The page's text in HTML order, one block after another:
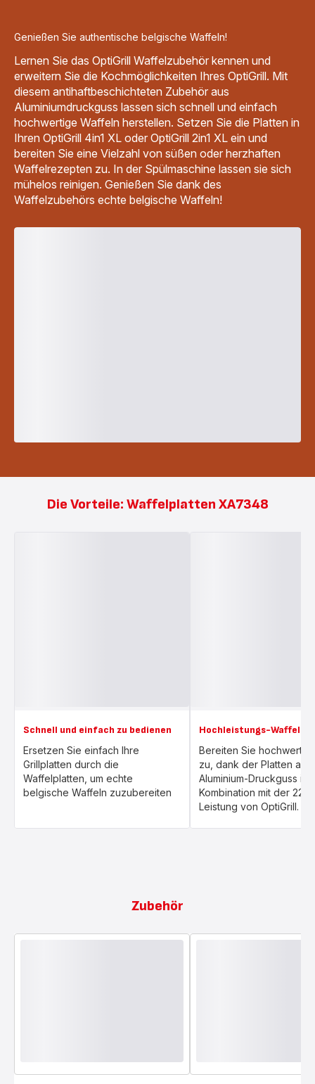
Genießen Sie authentische belgische Waffeln!
Lernen Sie das OptiGrill Waffelzubehör kennen und
erweitern Sie die Kochmöglichkeiten Ihres OptiGrill. Mit
diesem antihaftbeschichteten Zubehör aus
Aluminiumdruckguss lassen sich schnell und einfach
hochwertige Waffeln herstellen. Setzen Sie die Platten in
Ihren OptiGrill 4in1 XL oder OptiGrill 2in1 XL ein und
bereiten Sie eine Vielzahl von süßen oder herzhaften
Waffelrezepten zu. In der Spülmaschine lassen sie sich
mühelos reinigen. Genießen Sie dank des
Waffelzubehörs echte belgische Waffeln!
Die Vorteile: Waffelplatten XA7348
Schnell und einfach zu bedienen
Ersetzen Sie einfach Ihre
Grillplatten durch die
Waffelplatten, um echte
belgische Waffeln zuzubereiten
Hochleistungs-
Bereiten Sie
zu, dank der Platten aus
Aluminium-Druckguss in
Kombination mit der
Leistung von OptiGrill.
Zubehör